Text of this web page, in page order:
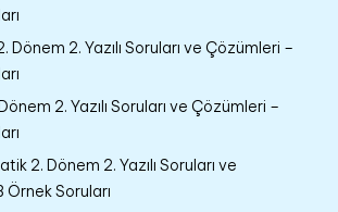
Dönem 2. Yazılı Soruları ve Çözümleri –
Dönem 2. Yazılı Soruları ve Çözümleri –
2. Dönem 2. Yazılı Soruları ve
Örnek Soruları